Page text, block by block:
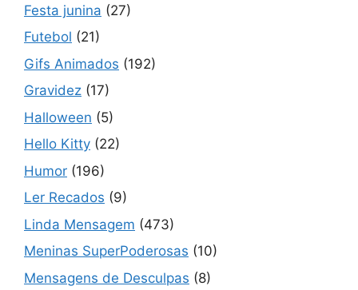
Festa junina (27)
Futebol (21)
Gifs Animados (192)
Gravidez (17)
Halloween (5)
Hello Kitty (22)
Humor (196)
Ler Recados (9)
Linda Mensagem (473)
Meninas SuperPoderosas (10)
Mensagens de Desculpas (8)